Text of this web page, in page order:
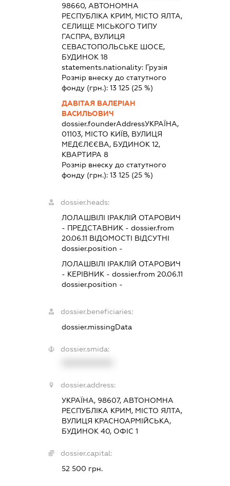
98660, АВТОНОМНА
РЕСПУБЛІКА КРИМ, МІСТО ЯЛТА,
СЕЛИЩЕ МІСЬКОГО ТИПУ
ГАСПРА, ВУЛИЦЯ
СЕВАСТОПОЛЬСЬКЕ ШОСЕ,
БУДИНОК 18
statements.nationality: Грузія
Розмір внеску до статутного
фонду (грн.): 13 125(25 %)
ДАВІТАЯ ВАЛЕРІАН
ВАСИЛЬОВИЧ
dossier.founderAddressУКРАЇНА,
01103, МІСТО КИЇВ, ВУЛИЦЯ
МЕДЄЛЄЄВА, БУДИНОК 12,
КВАРТИРА 8
Розмір внеску до статутного
фонду (грн.): 13 125(25 %)
dossier.heads:
ЛОЛАШВІЛІ ІРАКЛІЙ ОТАРОВИЧ
- ПРЕДСТАВНИК - dossier.from
20.06.11 ВІДОМОСТІ ВІДСУТНІ
dossier.position -
ЛОЛАШВІЛІ ІРАКЛІЙ ОТАРОВИЧ
- КЕРІВНИК - dossier.from 20.06.11
dossier.position -
dossier.beneficiaries:
dossier.missingData
dossier.smida:
dossier.address:
УКРАЇНА, 98607, АВТОНОМНА
РЕСПУБЛІКА КРИМ, МІСТО ЯЛТА,
ВУЛИЦЯ КРАСНОАРМІЙСЬКА,
БУДИНОК 40, ОФІС 1
dossier.capital:
52 500 грн.